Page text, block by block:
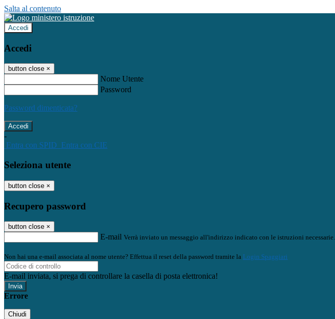
Salta al contenuto
Accedi
Accedi
button close ×
Nome Utente
Password
Password dimenticata?
-
Entra con SPID Entra con CIE
Seleziona utente
button close ×
Recupero password
button close ×
E-mail Verrà inviato un messaggio all'indirizzo indicato con le istruzioni necessarie.
Non hai una e-mail associata al nome utente? Effettua il reset della password tramite la Login Spaggiari
E-mail inviata, si prega di controllare la casella di posta elettronica!
Errore
Chiudi